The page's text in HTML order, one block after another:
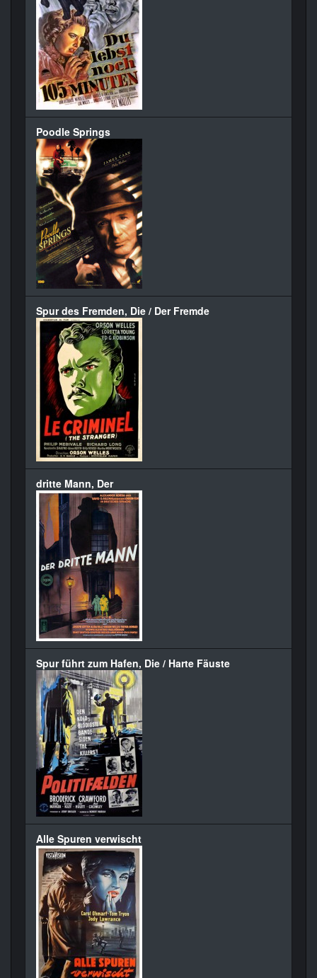
Poodle Springs
Spur des Fremden, Die / Der Fremde
dritte Mann, Der
Spur führt zum Hafen, Die / Harte Fäuste
Alle Spuren verwischt